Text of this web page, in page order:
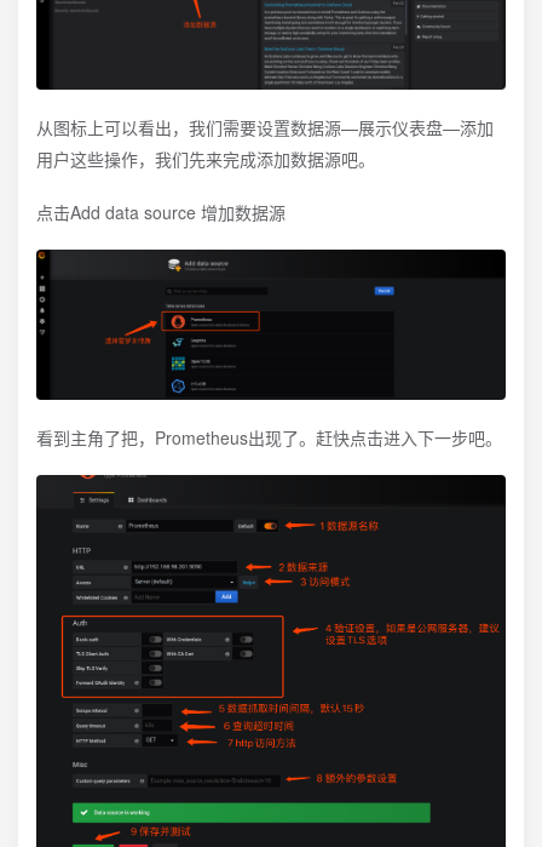
从图标上可以看出，我们需要设置数据源—展示仪表盘—添加
用户这些操作，我们先来完成添加数据源吧。
点击Add data source 增加数据源
看到主角了把，Prometheus出现了。赶快点击进入下一步吧。